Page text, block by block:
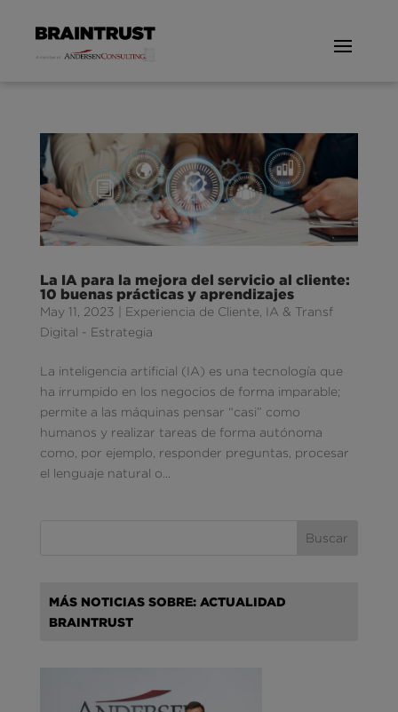
La IA para la mejora del servicio al cliente:
10 buenas prácticas y aprendizajes
May 11, 2023 Experiencia de Cliente, IA & Transf
Digital - Estrategia
La inteligencia artificial (IA) es una tecnología que
ha irrumpido en los negocios de forma imparable;
permite a las máquinas pensar “casi” como
humanos y realizar tareas de forma autónoma
como, por ejemplo, responder preguntas, procesar
el lenguaje natural o...
MÁS NOTICIAS SOBRE: ACTUALIDAD
BRAINTRUST